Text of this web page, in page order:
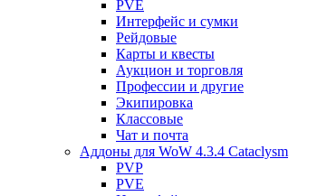
PVE
Интерфейс и сумки
Рейдовые
Карты и квесты
Аукцион и торговля
Профессии и другие
Экипировка
Классовые
Чат и почта
Аддоны для WoW 4.3.4 Cataclysm
PVP
PVE